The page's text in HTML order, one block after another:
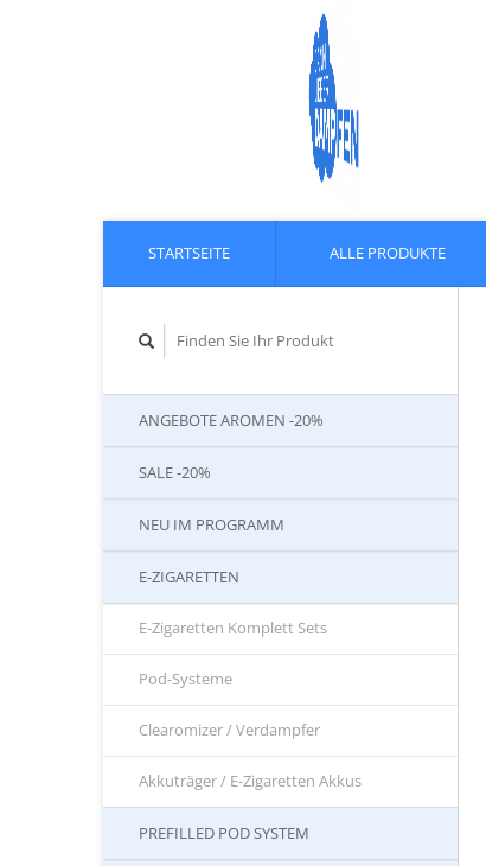
STARTSEITE ALLE PRODUKTE
ANGEBOTE AROMEN -20%
SALE -20%
NEU IM PROGRAMM
E-ZIGARETTEN
E-Zigaretten Komplett Sets
Pod-Systeme
Clearomizer / Verdampfer
Akkuträger / E-Zigaretten Akkus
PREFILLED POD SYSTEM